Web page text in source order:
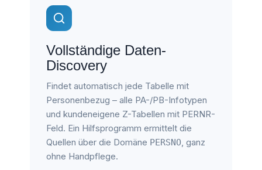
Vollständige Daten-
Discovery
Findet automatisch jede Tabelle mit
Personenbezug – alle PA-/PB-Infotypen
und kundeneigene Z-Tabellen mit PERNR-
Feld. Ein Hilfsprogramm ermittelt die
Quellen über die Domäne PERSNO, ganz
ohne Handpflege.